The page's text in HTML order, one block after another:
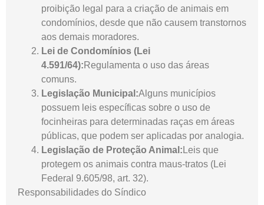
proibição legal para a criação de animais em
condomínios, desde que não causem transtornos
aos demais moradores.
Lei de Condomínios (Lei
4.591/64): Regulamenta o uso das áreas
comuns.
Legislação Municipal:Alguns municípios
possuem leis específicas sobre o uso de
focinheiras para determinadas raças em áreas
públicas, que podem ser aplicadas por analogia.
Legislação de Proteção Animal: Leis que
protegem os animais contra maus-tratos (Lei
Federal 9.605/98, art. 32).
Responsabilidades do Síndico